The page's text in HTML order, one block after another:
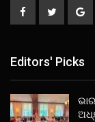
Editors' Picks